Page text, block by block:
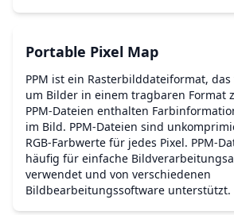
Portable Pixel Map
PPM ist ein Rasterbilddateiformat,
um Bilder in einem tragbaren Format
PPM-Dateien enthalten
im Bild. PPM-Dateien sind
RGB-Farbwerte für jedes Pixel. PPM-
häufig für einfache
verwendet und von verschiedenen
Bildbearbeitungssoftware unterstützt.